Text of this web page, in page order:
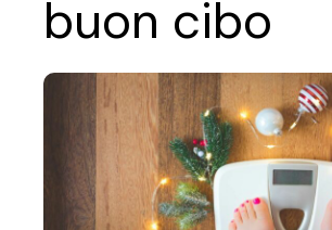
buon cibo